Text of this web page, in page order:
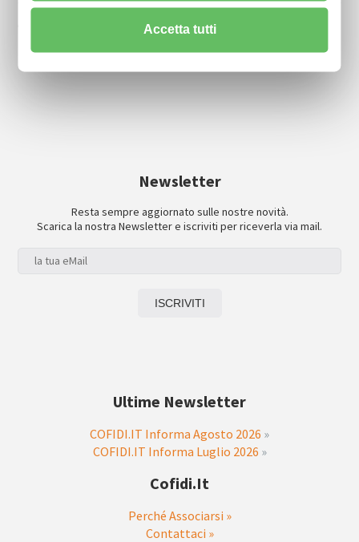
Cofidi.it informa novembre 2025
Newsletter
Resta sempre aggiornato sulle nostre novità.
Scarica la nostra Newsletter e iscriviti per riceverla via mail.
Ultime Newsletter
COFIDI.IT Informa Agosto 2026 »
COFIDI.IT Informa Luglio 2026 »
Cofidi.it
Perché Associarsi »
Contattaci »
Accetta tutti